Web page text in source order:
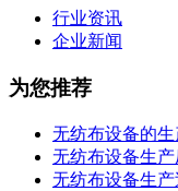
行业资讯
企业新闻
为您推荐
无纺布设备的
无纺布设备生
无纺布设备生产